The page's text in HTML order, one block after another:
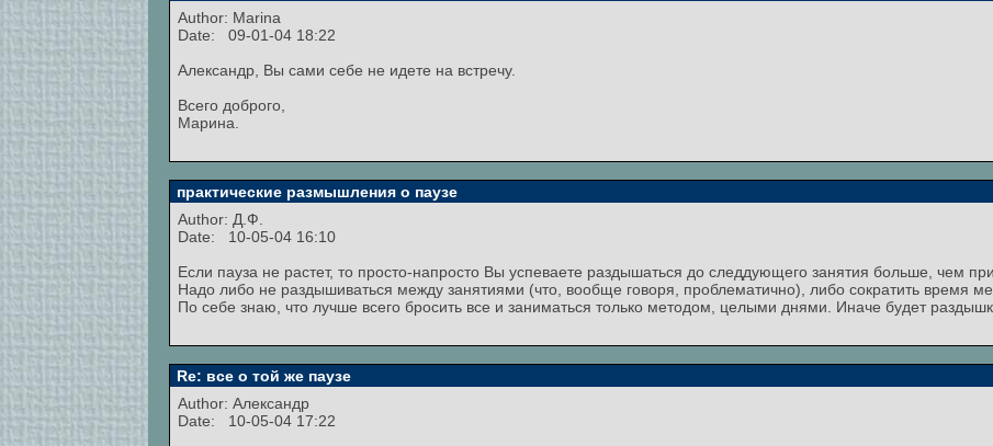
Author: Marina
Date: 09-01-04 18:22
Александр, Вы сами себе не идете на встречу.
Всего доброго,
Марина.
практические размышления о паузе
Author: Д.Ф.
Date: 10-05-04 16:10
Если пауза не растет, то просто-напросто Вы успеваете раздышаться до следдующего занятия больше, чем
Надо либо не раздышиваться между занятиями (что, вообще говоря, проблематично), либо сократить время
По себе знаю, что лучше всего бросить все и заниматься только методом, целыми днями. Иначе будет
Re: все о той же паузе
Author: Александр
Date: 10-05-04 17:22